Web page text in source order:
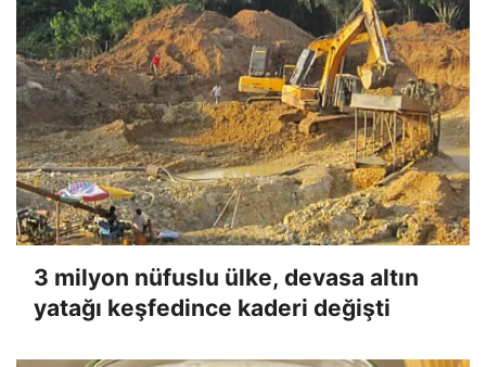
3 milyon nüfuslu ülke, devasa altın
yatağı keşfedince kaderi değişti